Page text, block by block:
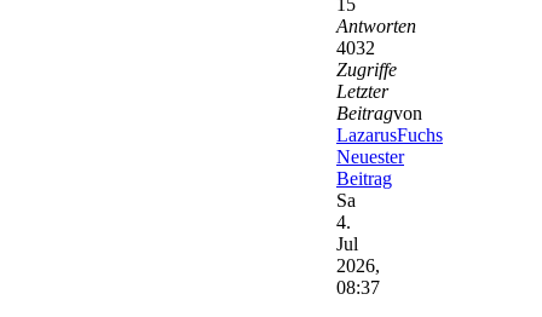
15
Antworten
4032
Zugriffe
Letzter
Beitragvon
LazarusFuchs
Neuester
Beitrag
Sa
4.
Jul
2026,
08:37